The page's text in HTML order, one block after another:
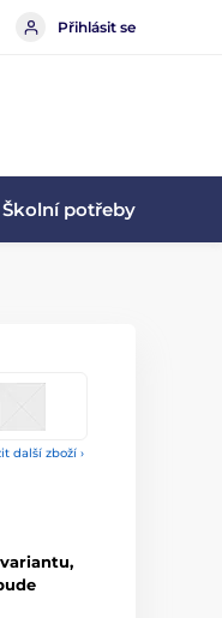
Přihlásit se
Školní potřeby
další zboží ›